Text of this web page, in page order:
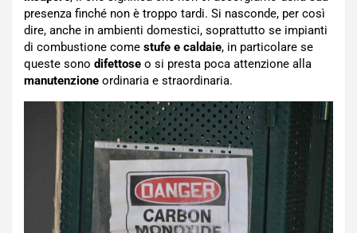
presenza finché non è troppo tardi. Si nasconde, per così
dire, anche in ambienti domestici, soprattutto se impianti
di combustione come stufe e caldaie, in particolare se
queste sono difettose o si presta poca attenzione alla
manutenzione ordinaria e straordinaria.